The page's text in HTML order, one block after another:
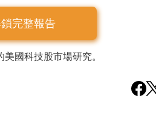
完整報告
國科技股市場研究。